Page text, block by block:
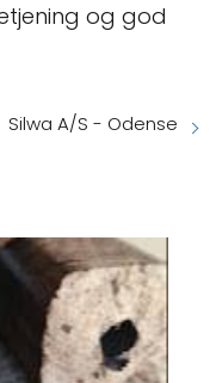
og god
Silwa A/S - Odense